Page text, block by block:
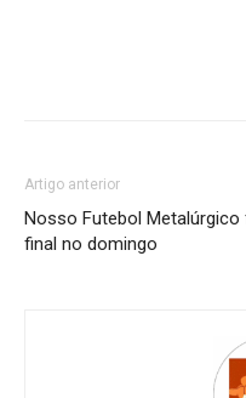
Artigo anterior
Nosso Futebol Metalúrgico
final no domingo